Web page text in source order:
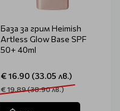
База за грим Heimish
Artless Glow Base SPF
50+ 40ml
€ 16.90 (33.05 лв.)
€ 19.89 (38.90 лв.)